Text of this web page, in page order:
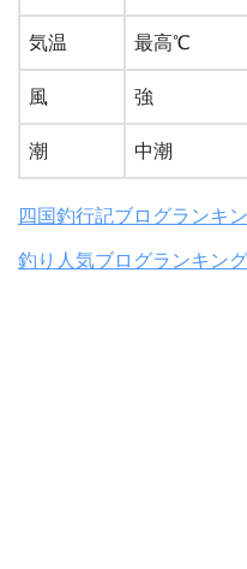
気温 最高℃
風 強
潮 中潮
四国釣行記ブログランキ
釣り人気ブログランキング